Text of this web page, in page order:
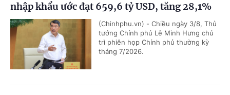
nhập khẩu ước đạt 659,6 tỷ USD, tăng 28,1%
(Chinhphu.vn) - Chiều ngày 3/8, Thủ
tướng Chính phủ Lê Minh Hưng chủ
trì phiên họp Chính phủ thường kỳ
tháng 7/2026.